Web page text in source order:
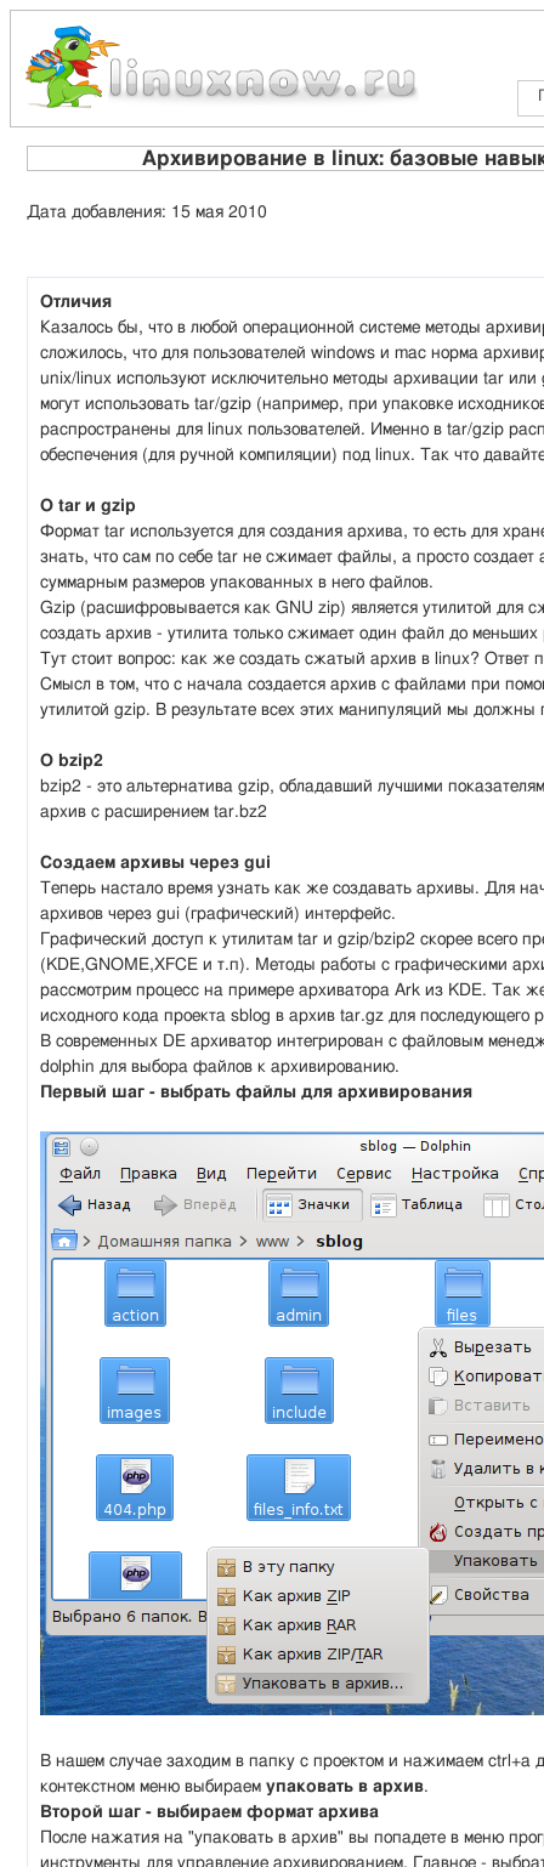
Архивирование в linux: базовые
Дата добавления: 15 мая 2010
Отличия
Казалось бы, что в любой операционной системе методы
сложилось, что для пользователей windows и mac норма
unix/linux используют исключительно методы архивации tar
могут использовать tar/gzip (например, при упаковке
распространены для linux пользователей. Именно в tar/gzip
обеспечения (для ручной компиляции) под linux. Так что
О tar и gzip
Формат tar используется для создания архива, то есть для
знать, что сам по себе tar не сжимает файлы, а просто
суммарным размеров упакованных в него файлов.
Gzip (расшифровывается как GNU zip) является утилитой для
создать архив - утилита только сжимает один файл до меньших
Тут стоит вопрос: как же создать сжатый архив в linux? Ответ
Смысл в том, что с начала создается архив с файлами при
утилитой gzip. В результате всех этих манипуляций мы
О bzip2
bzip2 - это альтернатива gzip, обладавший лучшими
архив с расширением tar.bz2
Создаем архивы через gui
Теперь настало время узнать как же создавать архивы. Для
архивов через gui (графический) интерфейс.
Графический доступ к утилитам tar и gzip/bzip2 скорее всего
(KDE,GNOME,XFCE и т.п). Методы работы с графическими
рассмотрим процесс на примере архиватора Ark из KDE. Так
исходного кода проекта sblog в архив tar.gz для последующего
В современных DE архиватор интегрирован с файловым
dolphin для выбора файлов к архивированию.
Первый шаг - выбрать файлы для архивирования
В нашем случае заходим в папку с проектом и нажимаем ctrl+a
контекстном меню выбираем упаковать в архив.
Второй шаг - выбираем формат архива
После нажатия на "упаковать в архив" вы попадете в меню
инструменты для управление архивированием. Главное -